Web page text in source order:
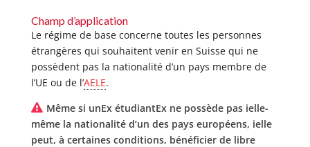
Champ d’application
Le régime de base concerne toutes les personnes
étrangères qui souhaitent venir en Suisse qui ne
possèdent pas la nationalité d’un pays membre de
l’UE ou de l’AELE.
Même si unEx étudiantEx ne possède pas ielle-
même la nationalité d’un des pays européens, ielle
peut, à certaines conditions, bénéficier de libre